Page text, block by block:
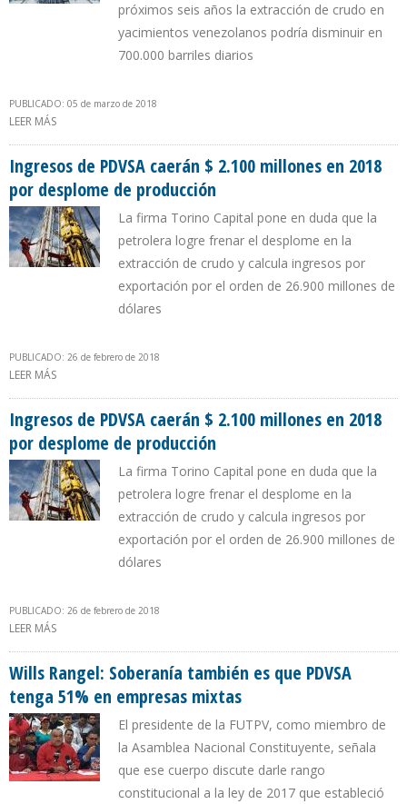
próximos seis años la extracción de crudo en
yacimientos venezolanos podría disminuir en
700.000 barriles diarios
PUBLICADO: 05 de marzo de 2018
LEER MÁS
Ingresos de PDVSA caerán $ 2.100 millones en 2018
por desplome de producción
La firma Torino Capital pone en duda que la
petrolera logre frenar el desplome en la
extracción de crudo y calcula ingresos por
exportación por el orden de 26.900 millones de
dólares
PUBLICADO: 26 de febrero de 2018
LEER MÁS
Ingresos de PDVSA caerán $ 2.100 millones en 2018
por desplome de producción
La firma Torino Capital pone en duda que la
petrolera logre frenar el desplome en la
extracción de crudo y calcula ingresos por
exportación por el orden de 26.900 millones de
dólares
PUBLICADO: 26 de febrero de 2018
LEER MÁS
Wills Rangel: Soberanía también es que PDVSA
tenga 51% en empresas mixtas
El presidente de la FUTPV, como miembro de
la Asamblea Nacional Constituyente, señala
que ese cuerpo discute darle rango
constitucional a la ley de 2017 que estableció